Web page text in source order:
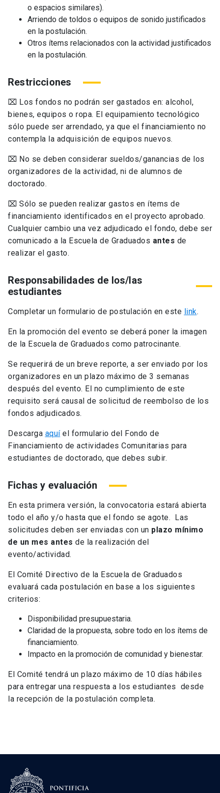
o espacios similares).
Arriendo de toldos o equipos de sonido justificados
en la postulación.
Otros ítems relacionados con la actividad justificados
en la postulación.
Restricciones
⌧ Los fondos no podrán ser gastados en: alcohol,
bienes, equipos o ropa. El equipamiento tecnológico
sólo puede ser arrendado, ya que el financiamiento no
contempla la adquisición de equipos nuevos.
⌧ No se deben considerar sueldos/ganancias de los
organizadores de la actividad, ni de alumnos de
doctorado.
⌧ Sólo se pueden realizar gastos en ítems de
financiamiento identificados en el proyecto aprobado.
Cualquier cambio una vez adjudicado el fondo, debe ser
comunicado a la Escuela de Graduados antes de
realizar el gasto.
Responsabilidades de los/las
estudiantes
Completar un formulario de postulación en este link.
En la promoción del evento se deberá poner la imagen
de la Escuela de Graduados como patrocinante.
Se requerirá de un breve reporte, a ser enviado por los
organizadores en un plazo máximo de 3 semanas
después del evento. El no cumplimiento de este
requisito será causal de solicitud de reembolso de los
fondos adjudicados.
Descarga aquíel formulario del Fondo de
Financiamiento de actividades Comunitarias para
estudiantes de doctorado, que debes subir.
Fichas y evaluación
En esta primera versión, la convocatoria estará abierta
todo el año y/o hasta que el fondo se agote. Las
solicitudes deben ser enviadas con un plazo mínimo
de un mes antes de la realización del
evento/actividad.
El Comité Directivo de la Escuela de Graduados
evaluará cada postulación en base a los siguientes
criterios:
Disponibilidad presupuestaria.
Claridad de la propuesta, sobre todo en los ítems de
financiamiento.
Impacto en la promoción de comunidad y bienestar.
El Comité tendrá un plazo máximo de 10 días hábiles
para entregar una respuesta a los estudiantes desde
la recepción de la postulación completa.